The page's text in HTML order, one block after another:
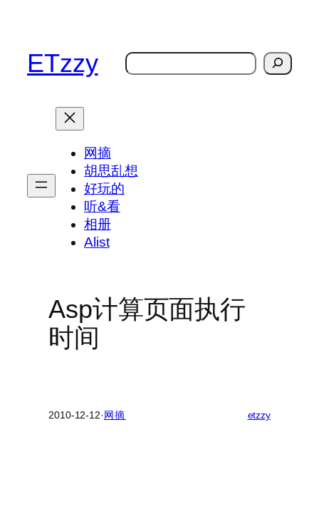
ETzzy
搜
网摘
胡思乱想
好玩的
听&看
相册
Alist
Asp计算页面执行
时间
2010-12-12·网摘 etzzy